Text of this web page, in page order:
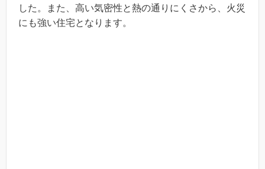
した。また、高い気密性と熱の通りにくさから、火災
にも強い住宅となります。